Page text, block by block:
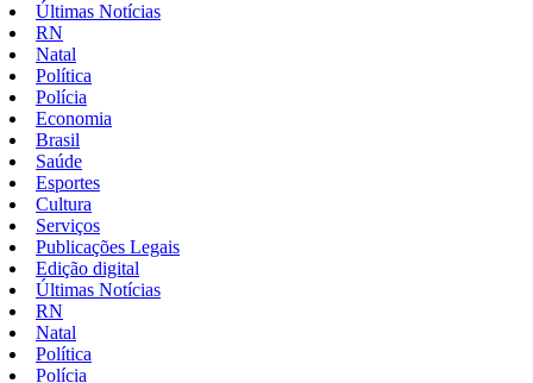
Últimas Notícias
RN
Natal
Política
Polícia
Economia
Brasil
Saúde
Esportes
Cultura
Serviços
Publicações Legais
Edição digital
Últimas Notícias
RN
Natal
Política
Polícia